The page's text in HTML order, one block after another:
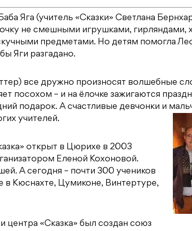
Яга (учитель «Сказки» Светлана
не смешными игрушками, гирляндами,
предметами. Но детям помогла
Яги разгадано.
все дружно произносят волшебные
посохом – и на ёлочке зажигаются
подарок. А счастливые девчонки и
учителей.
открыт в Цюрихе в 2003
Еленой Кохоновой.
А сегодня – почти 300 учеников
в Кюснахте, Цумиконе, Винтертуре,
центра «Сказка» был создан союз